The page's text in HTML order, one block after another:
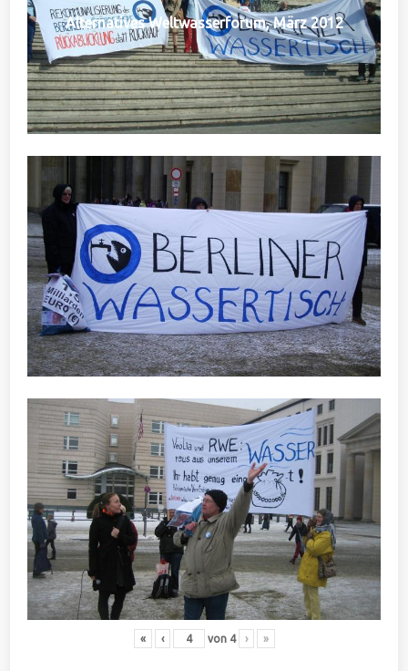
Alternatives Weltwasserforum, März 2012
« ‹ von 4 › »